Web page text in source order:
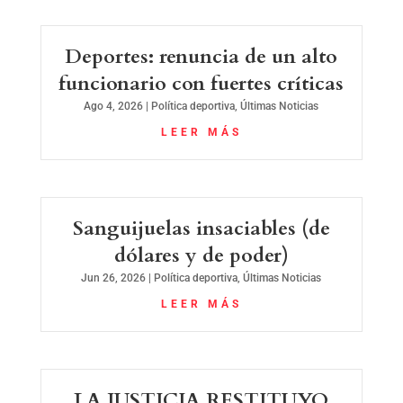
Deportes: renuncia de un alto
funcionario con fuertes críticas
Ago 4, 2026 | Política deportiva ,Últimas Noticias
LEER MÁS
Sanguijuelas insaciables (de
dólares y de poder)
Jun 26, 2026 | Política deportiva,Últimas Noticias
LEER MÁS